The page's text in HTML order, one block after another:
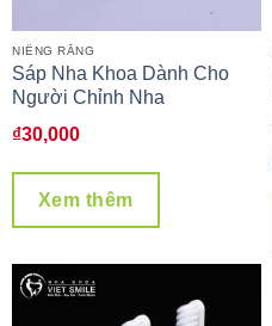
NIỀNG RĂNG
Sáp Nha Khoa Dành Cho
Người Chỉnh Nha
₫30,000
Xem thêm